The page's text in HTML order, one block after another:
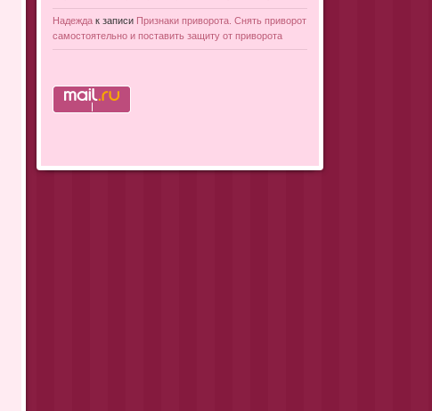
Надежда к записи Признаки приворота. Снять приворот
самостоятельно и поставить защиту от приворота